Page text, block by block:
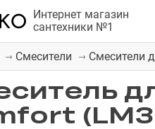
Интернет магазин
сантехники №1
Смесители Смесители